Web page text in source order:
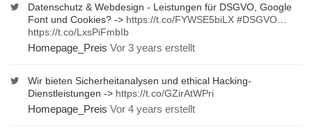
Datenschutz & Webdesign - Leistungen für DSGVO, Google
Font und Cookies? -> https://t.co/FYWSE5biLX #DSGVO
https://t.co/LxsPiFmbIb
Homepage_Preis Vor 3 years erstellt
Wir bieten Sicherheitanalysen und ethical Hacking-
Dienstleistungen -> https://t.co/GZirAtWPri
Homepage_Preis Vor 4 years erstellt